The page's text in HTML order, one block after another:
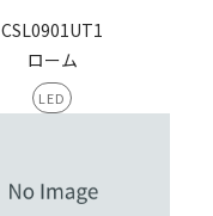
CSL0901UT1
ローム
LED